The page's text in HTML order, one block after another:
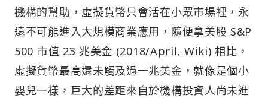
機構的幫助，虛擬貨幣只會活在小眾市場裡，永
遠不可能進入大規模商業應用，隨便拿美股 S&P
500 市值 23 兆美金 (2018/April, Wiki) 相比，
虛擬貨幣最高還未觸及過一兆美金，就像是個小
嬰兒一樣，巨大的差距來自於機構投資人尚未進